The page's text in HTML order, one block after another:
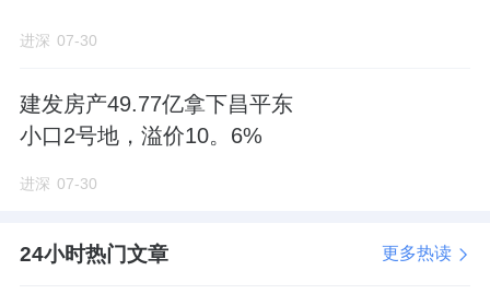
拿常规的容积率2.8、限高80米指标来粗略计
算，
龙樾海序的实际居住感受，恐怕要接近容
积率3.5的项目。
在不损容的情况下，
进深 07-30
建发房产49.77亿拿下昌平东
小口2号地，溢价10。6%
进深 07-30
24小时热门文章 更多热读